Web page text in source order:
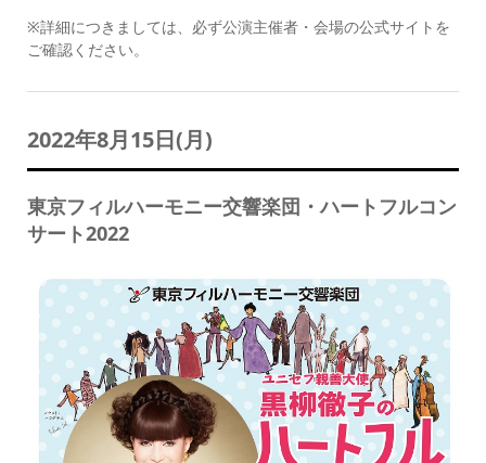
※詳細につきましては、必ず公演主催者・会場の公式サイトを
ご確認ください。
2022年8月15日(月)
東京フィルハーモニー交響楽団・ハートフルコン
サート2022